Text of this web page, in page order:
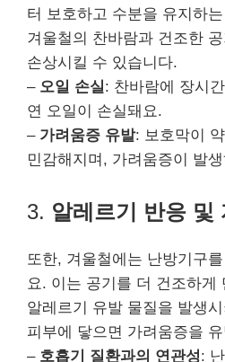
터 보호하고 수분을 유지하
겨울철의 찬바람과 건조한
손상시킬 수 있습니다.
– 오일 손실: 찬바람에 장시
연 오일이 손실돼요.
– 가려움증 유발: 보호막이
민감해지며, 가려움증이 발
3. 알레르기 반응 및
또한, 겨울철에는 난방기구
요. 이는 공기를 더 건조하게
알레르기 유발 물질을 발생
피부에 닿으면 가려움증을
– 호흡기 질환과의 연관성: